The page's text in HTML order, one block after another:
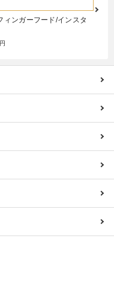
ィンガーフード/インスタ